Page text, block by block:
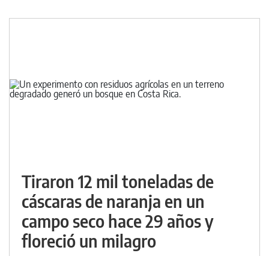
Tiraron 12 mil toneladas de
cáscaras de naranja en un
campo seco hace 29 años y
floreció un milagro